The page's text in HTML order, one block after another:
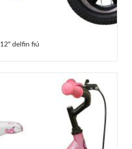
12″ delfin fiú